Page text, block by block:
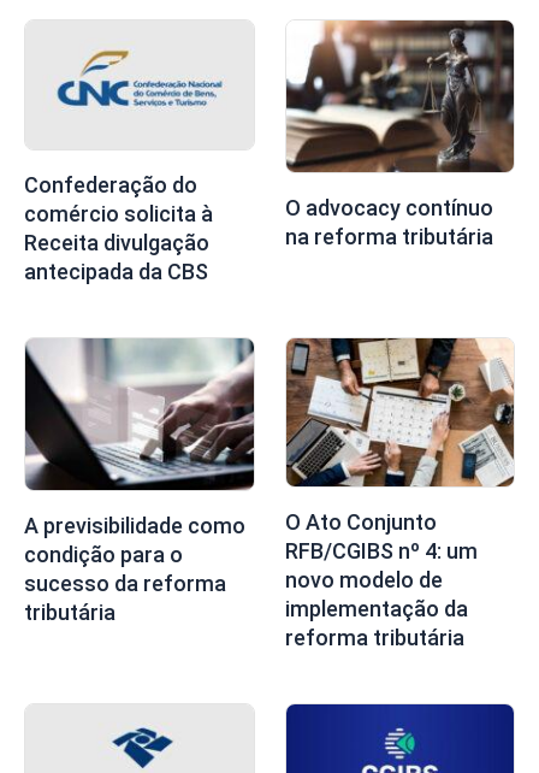
Confederação do
comércio solicita à
Receita divulgação
antecipada da CBS
O advocacy contínuo
na reforma tributária
A previsibilidade como
condição para o
sucesso da reforma
tributária
O Ato Conjunto
RFB/CGIBS nº 4: um
novo modelo de
implementação da
reforma tributária